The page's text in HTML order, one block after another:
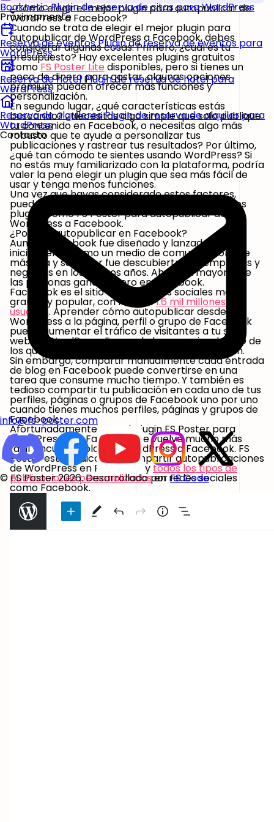
BookneticPlugin de reserva de citas para WordPress
Próximamente
Reserva de eventosPlugin de reserva de eventos para
WordPress
Reserva de hotel Plugin de reserva de hotel para
WordPress
Reserva de alquileresPlugin de reserva de alquiler para
WordPress
Contacto
info@fs-poster.com
© FS Poster 2026. Desarrollado porFS Code
¿Cómo elegir el mejor plugin para autopublicar de
WordPress a Facebook?
Cuando se trata deelegir el mejor plugin para
autopublicar de WordPress a Facebook, debes
considerar algunas cosas. Primero, ¿cuál es tu
presupuesto? Hay excelentes plugins gratuitos
comoFS Poster Litedisponibles, pero si tienes un
poco de dinero para gastar, algunas opciones
premium pueden ofrecer más funciones y
personalización.
En segundo lugar, ¿quécaracterísticasestás
buscando? ¿Necesitas algo simple que solo publique
tu contenido en Facebook, o necesitas algo más
robusto que te ayude a personalizar tus
publicaciones y rastrear tus resultados? Por último,
¿qué tan cómodo te sientes usando WordPress? Si
no estás muy familiarizado con la plataforma, podría
valer la penaelegir un pluginque sea más fácil de
usar y tenga menos funciones.
Una vez que hayas considerado estos factores,
puedes comenzar a mirar algunos de los mejores
plugins como FS Poster para autopublicar de
WordPress a Facebook.
¿Por qué autopublicar en Facebook?
Aunque Facebook fue diseñado y lanzado
inicialmente como un medio de comunicación, fue
más allá y su poder fue descubierto por empresas y
negocios en los últimos años. Ahora, la mayoría de
las personas ganan dinero en Facebook.
Facebook es el sitio web de redes sociales más
grande y popular, con más de1.6 mil millones de
usuarios. Aprender cómo autopublicar desde
WordPress a la página, perfil o grupo de Facebook
puede aumentar el tráfico de visitantes a tu sitio
web de WordPress. Es uno de los consejos de SEO de
los que la mayoría de las personas se benefician.
Sin embargo, compartir manualmente cada entrada
de blog en Facebook puede convertirse en una
tarea que consume mucho tiempo. Y también es
tedioso compartir tu publicación en cada uno de tus
perfiles, páginas o grupos de Facebook uno por uno
cuando tienes muchos perfiles, páginas y grupos de
Facebook.
Afortunadamente, con el plugin FS Poster para
WordPress con Facebook, se vuelve mucho más
fácil vincular el blog de WordPress a Facebook. FS
Poster está dedicado a compartir autopublicaciones
de WordPress en Facebook y todos los tipos de
publicaciones personalizadasen redes sociales
como Facebook.